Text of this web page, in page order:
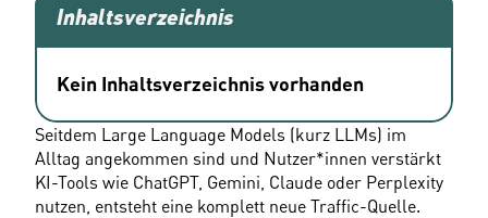
Inhaltsverzeichnis
Kein Inhaltsverzeichnis vorhanden
Seitdem Large Language Models (kurz LLMs) im
Alltag angekommen sind und Nutzer*innen verstärkt
KI-Tools wie ChatGPT, Gemini, Claude oder Perplexity
nutzen, entsteht eine komplett neue Traffic-Quelle.